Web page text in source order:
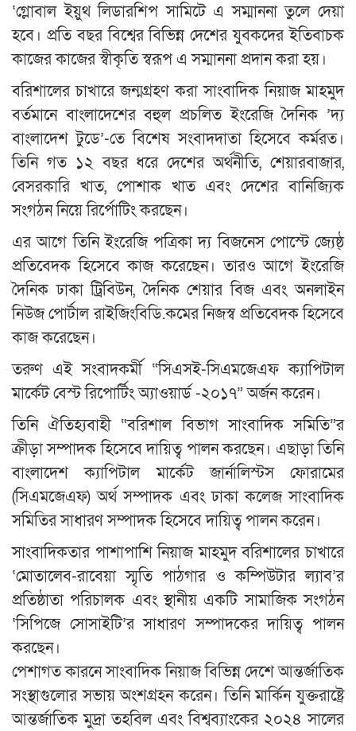
‘গ্লোবাল ইয়ুথ লিডারশিপ সামিটে এ সম্মাননা তুলে দেয়া
হবে। প্রতি বছর বিশ্বের বিভিন্ন দেশের যুবকদের ইতিবাচক
কাজের কাজের স্বীকৃতি স্বরূপ এ সম্মাননা প্রদান করা হয়।
বরিশালের চাখারে জন্মগ্রহণ করা সাংবাদিক নিয়াজ মাহমুদ
বর্তমানে বাংলাদেশের বহুল প্রচলিত ইংরেজি দৈনিক ’দ্য
বাংলাদেশ টুডে’-তে বিশেষ সংবাদদাতা হিসেবে কর্মরত।
তিনি গত ১২ বছর ধরে দেশের অর্থনীতি, শেয়ারবাজার,
বেসরকারি খাত, পোশাক খাত এবং দেশের বানিজ্যিক
সংগঠন নিয়ে রির্পোটিং করছেন।
এর আগে তিনি ইংরেজি পত্রিকা দ্য বিজনেস পোস্টে জ্যেষ্ঠ্
প্রতিবেদক হিসেবে কাজ করেছেন। তারও আগে ইংরেজি
দৈনিক ঢাকা ট্রিবিউন, দৈনিক শেয়ার বিজ এবং অনলাইন
নিউজ পোর্টাল রাইজিংবিডি.কমের নিজস্ব প্রতিবেদক হিসেবে
কাজ করেছেন।
তরুণ এই সংবাদকর্মী “সিএসই-সিএমজেএফ ক্যাপিটাল
মার্কেট বেস্ট রিপোর্টিং অ্যাওয়ার্ড -২০১৭” অর্জন করেন।
তিনি ঐতিহ্যবাহী “বরিশাল বিভাগ সাংবাদিক সমিতি”র
ক্রীড়া সম্পাদক হিসেবে দায়িত্ব পালন করছেন। এছাড়া তিনি
বাংলাদেশ ক্যাপিটাল মার্কেট জার্নালিস্টস ফোরামের
(সিএমজেএফ) অর্থ সম্পাদক এবং ঢাকা কলেজ সাংবাদিক
সমিতির সাধারণ সম্পাদক হিসেবে দায়িত্ব পালন করেন।
সাংবাদিকতার পাশাপাশি নিয়াজ মাহমুদ বরিশালের চাখারে
‘মোতালেব-রাবেয়া স্মৃতি পাঠগার ও কম্পিউটার ল্যাব’র
প্রতিষ্ঠাতা পরিচালক এবং স্থানীয় একটি সামাজিক সংগঠন
‘সিপিজে সোসাইটি’র সাধারণ সম্পাদকের দায়িত্ব পালন
করছেন।
পেশাগত কারনে সাংবাদিক নিয়াজ বিভিন্ন দেশে আন্তর্জাতিক
সংস্থাগুলোর সভায় অংশগ্রহন করেন। তিনি মার্কিন যুক্তরাষ্ট্রে
আন্তর্জাতিক মুদ্রা তহবিল এবং বিশ্বব্যাংকের ২০২৪ সালের